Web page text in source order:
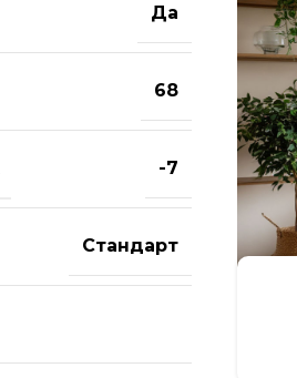
Да
68
-7
Стандарт